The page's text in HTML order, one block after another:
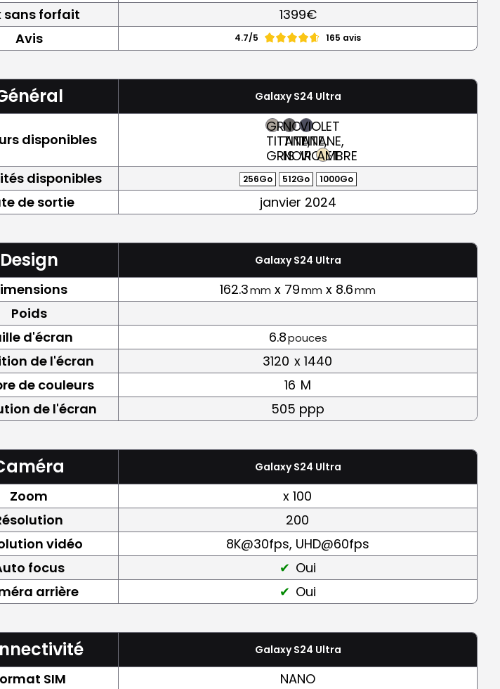
sans forfait 1399€
Avis 4.7/5 165 avis
Galaxy S24 Ultra
disponibles
GRIS
TITANE,
GRIS
NOIR
TITANE,
NOIR
VIOLET
TITANE,
VIOLET
AMBRE
disponibles 256Go 512Go 1000Go
de sortie janvier 2024
Design Galaxy S24 Ultra
162.3mm x 79mm x 8.6mm
Poids
d'écran 6.8pouces
de l'écran 3120 x 1440
de couleurs 16 M
de l'écran 505 ppp
Galaxy S24 Ultra
Zoom
x 100
200
vidéo
8K@30fps, UHD@60fps
focus
Oui
arrière Oui
Galaxy S24 Ultra
SIM
NANO